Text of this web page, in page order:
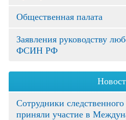
Общественная палата
Заявления руководству
ФСИН РФ
Сотрудники
приняли участие в